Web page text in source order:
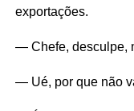
exportações.
— Chefe, desculpe,
— Ué, por que não